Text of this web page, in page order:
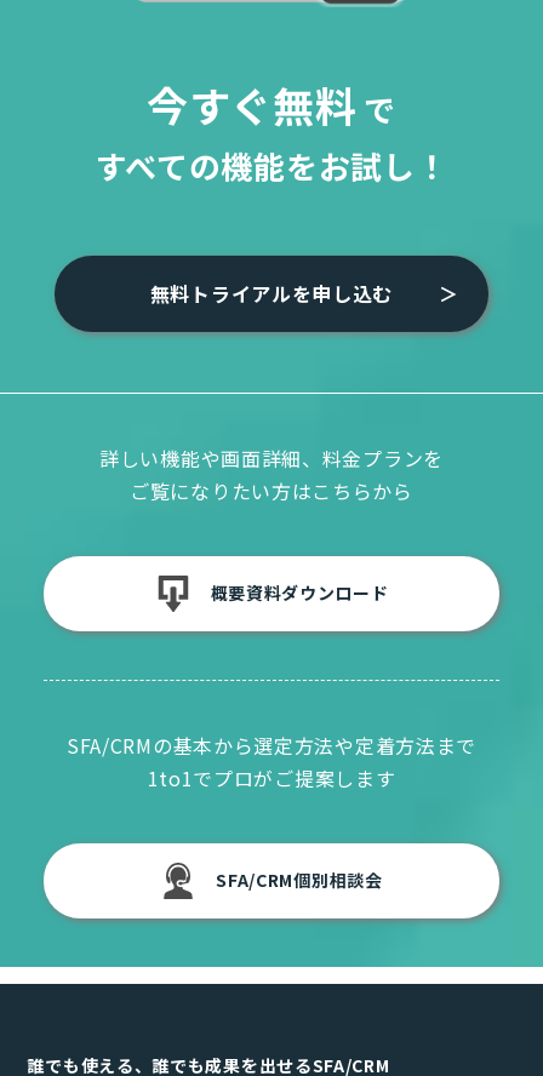
今すぐ無料 で
すべての機能をお試し！
無料トライアルを申し込む
詳しい機能や画面詳細、料金プランを
ご覧になりたい方はこちらから
概要資料ダウンロード
SFA/CRMの基本から選定方法や定着方法まで
1to1でプロがご提案します
SFA/CRM個別相談会
誰でも使える、誰でも成果を出せるSFA/CRM